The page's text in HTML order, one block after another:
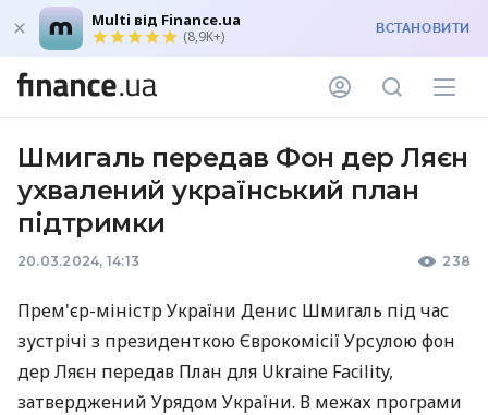
Multi від Finance.ua
(8,9K+) ВСТАНОВИТИ
Шмигаль передав Фон дер Ляєн
ухвалений український план
підтримки
20.03.2024, 14:13 238
Прем'єр-міністр України Денис Шмигаль під час
зустрічі з президенткою Єврокомісії Урсулою фон
дер Ляєн передав План для Ukraine Facility,
затверджений Урядом України. В межах програми